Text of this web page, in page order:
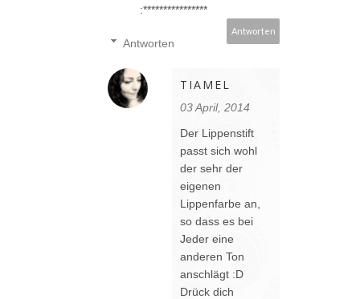
:****************
Antworten
Antworten
TIAMEL
03 April, 2014
Der Lippenstift
passt sich wohl
der sehr der
eigenen
Lippenfarbe an,
so dass es bei
Jeder eine
anderen Ton
anschlägt :D
Drück dich